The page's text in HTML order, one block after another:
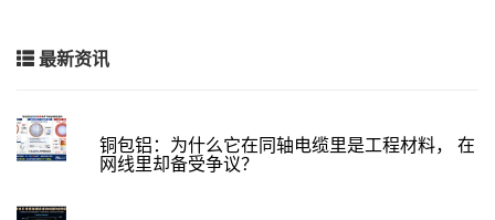
最新资讯
铜包铝：为什么它在同轴电缆里是工程材料， 在
网线里却备受争议？